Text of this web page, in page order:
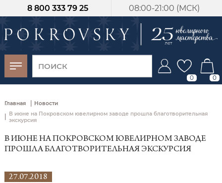
08:00-21:00 (МСК)
8 800 333 79 25
0 0
Главная | Новости
В июне на Покровском ювелирном заводе прошла благотворительная
экскурсия
В ИЮНЕ НА ПОКРОВСКОМ ЮВЕЛИРНОМ ЗАВОДЕ
ПРОШЛА БЛАГОТВОРИТЕЛЬНАЯ ЭКСКУРСИЯ
27.07.2018
-30%
от 15 дней с
момента оплаты